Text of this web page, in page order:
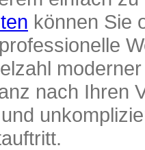
können Sie
nach Ihren